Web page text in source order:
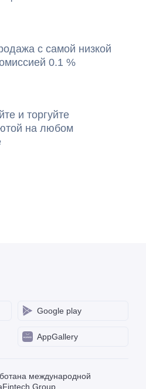
с самой низкой
0.1 %
и торгуйте
на любом
Google play
AppGallery
международной
Group